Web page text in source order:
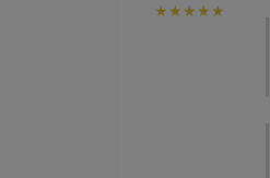
★★★★★